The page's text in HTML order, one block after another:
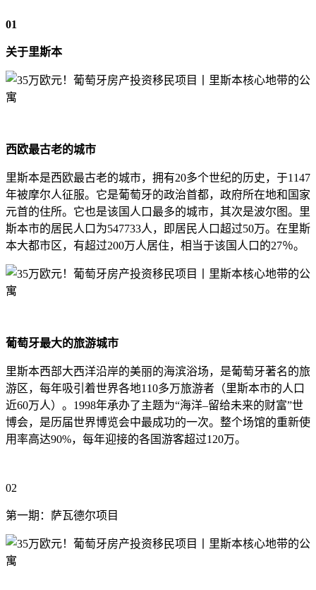
01
关于里斯本
西欧最古老的城市
里斯本是西欧最古老的城市，拥有20多个世纪的历史，于1147
年被摩尔人征服。它是葡萄牙的政治首都，政府所在地和国家
元首的住所。它也是该国人口最多的城市，其次是波尔图。里
斯本市的居民人口为547733人，即居民人口超过50万。在里斯
本大都市区，有超过200万人居住，相当于该国人口的27％。
葡萄牙最大的旅游城市
里斯本西部大西洋沿岸的美丽的海滨浴场，是葡萄牙著名的旅
游区，每年吸引着世界各地110多万旅游者（里斯本市的人口
近60万人）。1998年承办了主题为“海洋–留给未来的财富”世
博会，是历届世界博览会中最成功的一次。整个场馆的重新使
用率高达90%，每年迎接的各国游客超过120万。
02
第一期：萨瓦德尔项目